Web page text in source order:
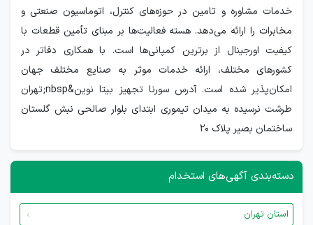
خدمات مشاوره و تامین در حوزه‌های کنترل، اتوماسیون صنعتی و
مخابرات را ارائه می‌دهد. هسته فعالیت‌ها بر مبنای تأمین قطعات با
کیفیت اورجینال از برترین کمپانی‌ها است. با همکاری دفاتر در
کشورهای مختلف، ارائه خدمات موثر به صنایع مختلف جهان
امکان‌پذیر شده است. آدرس سورنا تجهیز بیتا نوین&nbsp;تهران
طرشت نرسیده به میدان تیموری ابتدای بلوار صالحی نبش گلستان
ساختمان بصیر پلاک 20
دسته‌بندی آگهی‌های استخدام
استان تهران